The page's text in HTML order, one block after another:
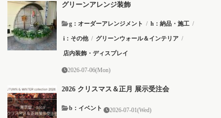
グリーンアレンジ装飾
g：オーダーアレンジメント / h：納品・施工 /
i：その他 / グリーンウォール＆インテリア /
店内装飾・ディスプレイ
2026-07-06(Mon)
2026 クリスマス＆正月 展示受注会
b：イベント 2026-07-01(Wed)